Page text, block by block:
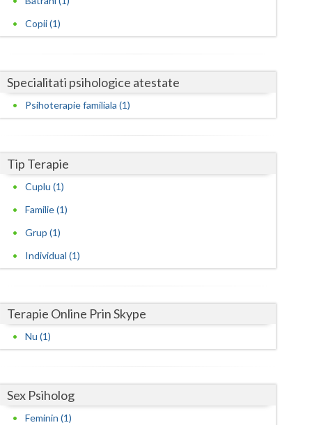
Suceava
Teleorman
Psihoterapie - Interventie psihoterapeutica in ... (1)
Copii (1)
Specialitati psihologice atestate
Psihoterapie familiala (1)
Tip Terapie
Cuplu (1)
Familie (1)
Grup (1)
Individual (1)
Terapie Online Prin Skype
Nu (1)
Sex Psiholog
Feminin (1)